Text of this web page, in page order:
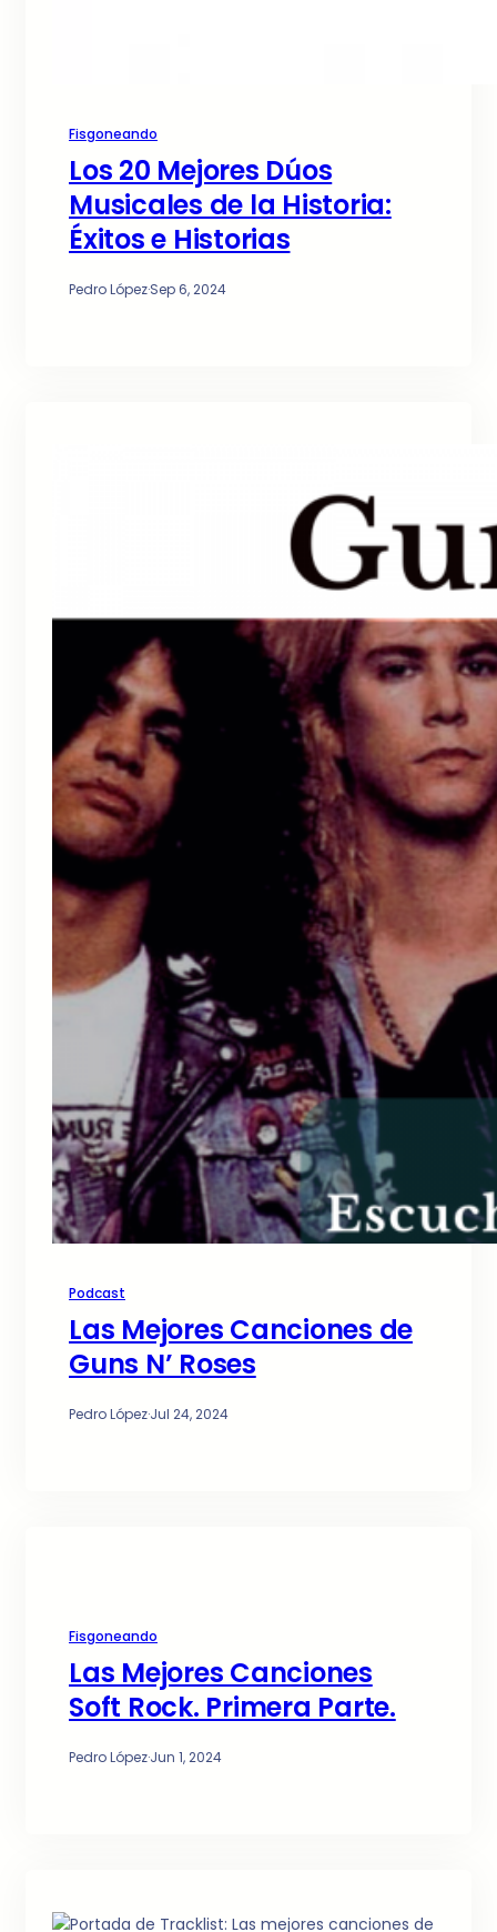
Fisgoneando
Los 20 Mejores Dúos
Musicales de la Historia:
Éxitos e Historias
Pedro López·Sep 6, 2024
Podcast
Las Mejores Canciones de
Guns N’ Roses
Pedro López·Jul 24, 2024
Fisgoneando
Las Mejores Canciones
Soft Rock. Primera Parte.
Pedro López·Jun 1, 2024